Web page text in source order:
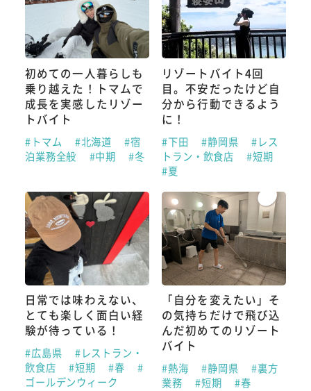
初めての一人暮らしも
乗り越えた！トマムで
成長を実感したリゾー
トバイト
#トマム #北海道
#宿
泊業務全般
#中期 #冬
リゾートバイト4回
目。不安だったけど自
分から行動できるよう
に！
#下田 #静岡県
#レス
トラン・飲食店
#短期
#夏
日常では味わえない、
とても楽しく面白い経
験が待っている！
#広島県
#レストラン・
飲食店
#短期 #春
#
ゴールデンウィーク
「自分を変えたい」そ
の気持ちだけで飛び込
んだ初めてのリゾート
バイト
#熱海 #静岡県
#裏方
業務
#短期 #春